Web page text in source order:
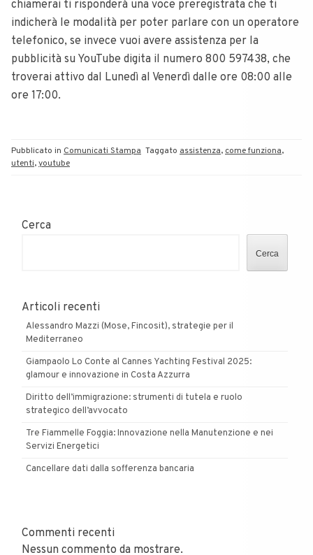
chiamerai ti risponderà una voce preregistrata che ti
indicherà le modalità per poter parlare con un operatore
telefonico, se invece vuoi avere assistenza per la
pubblicità su YouTube digita il numero 800 597438, che
troverai attivo dal Lunedì al Venerdì dalle ore 08:00 alle
ore 17:00.
Pubblicato in Comunicati Stampa Taggato assistenza, come funziona,
utenti,youtube
Cerca
Cerca
Articoli recenti
Alessandro Mazzi (Mose, Fincosit), strategie per il
Mediterraneo
Giampaolo Lo Conte al Cannes Yachting Festival 2025:
glamour e innovazione in Costa Azzurra
Diritto dell’immigrazione: strumenti di tutela e ruolo
strategico dell’avvocato
Tre Fiammelle Foggia: Innovazione nella Manutenzione e nei
Servizi Energetici
Cancellare dati dalla sofferenza bancaria
Commenti recenti
Nessun commento da mostrare.